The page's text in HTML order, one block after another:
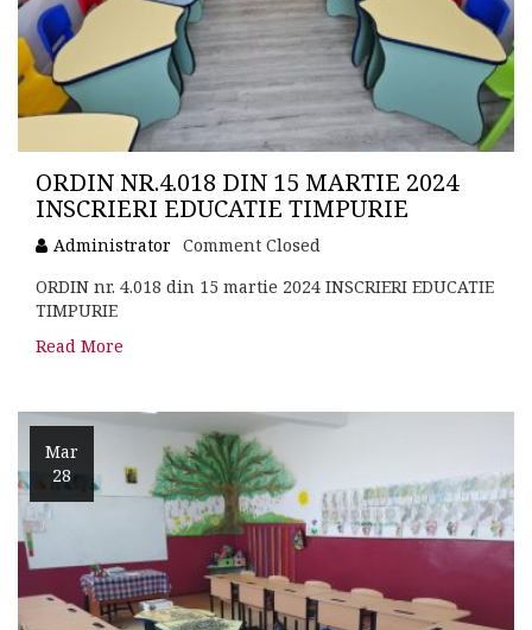
ORDIN NR.4.018 DIN 15 MARTIE 2024
INSCRIERI EDUCATIE TIMPURIE
Administrator Comment Closed
ORDIN nr. 4.018 din 15 martie 2024 INSCRIERI EDUCATIE
TIMPURIE
Read More
Mar
28